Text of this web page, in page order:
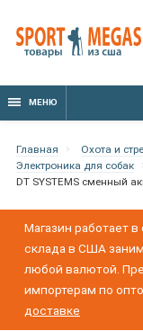
МЕНЮ
Главная Охота и
Электроника для собак
DT SYSTEMS сменный
Магазин работает
склада в США
любой валютой.
импортерам по
доставке